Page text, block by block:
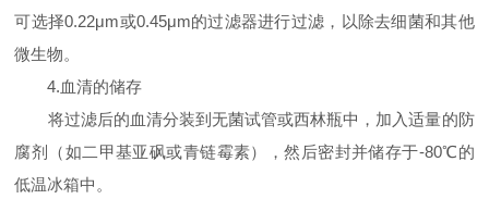
可选择0.22μm或0.45μm的过滤器进行过滤，以除去细菌和其他
微生物。
4.血清的储存
将过滤后的血清分装到无菌试管或西林瓶中，加入适量的防
腐剂（如二甲基亚砜或青链霉素），然后密封并储存于-80℃的
低温冰箱中。